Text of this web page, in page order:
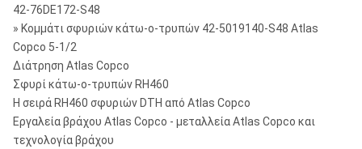
42-76DE172-S48
» Κομμάτι σφυριών κάτω-ο-τρυπών 42-5019140-S48 Atlas
Copco 5-1/2
Διάτρηση Atlas Copco
Σφυρί κάτω-ο-τρυπών RH460
Η σειρά RH460 σφυριών DTH από Atlas Copco
Εργαλεία βράχου Atlas Copco - μεταλλεία Atlas Copco και
τεχνολογία βράχου